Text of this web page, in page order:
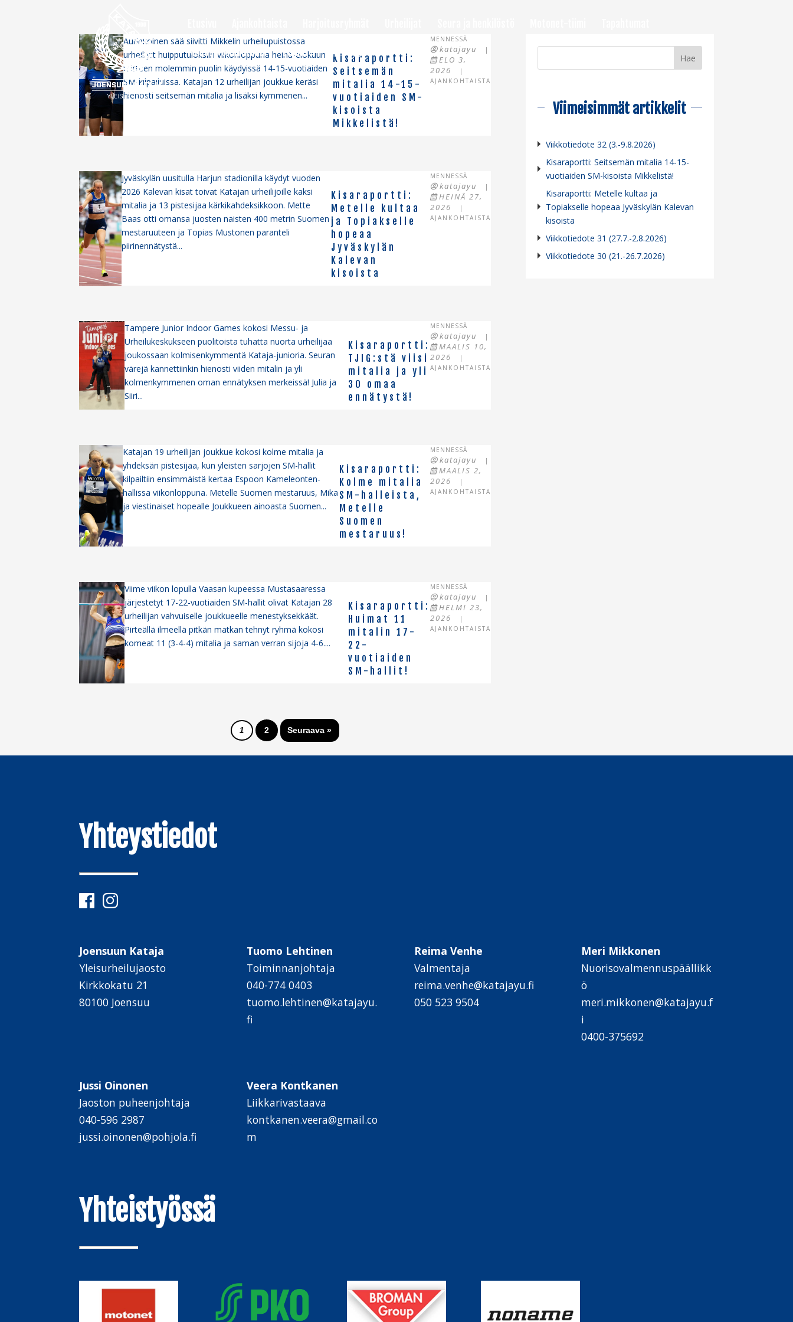
Mukaan toimintaan! Palaute
Kisaraportti:
Seitsemän
mitalia 14-15-
vuotiaiden SM-
kisoista
Mikkelistä!
MENNESSÄ
katajayu |
ELO 3,
2026
|
AJANKOHTAISTA
Aurinkoinen sää siivitti Mikkelin urheilupuistossa
urheilijat huipputuloksiin viikonloppuna heinä-elokuun
taitteen molemmin puolin käydyissä 14-15-vuotiaiden
SM-kilpailuissa. Katajan 12 urheilijan joukkue keräsi
hienosti seitsemän mitalia ja lisäksi kymmenen...
Kisaraportti:
Metelle kultaa
ja Topiakselle
hopeaa
Jyväskylän
Kalevan
kisoista
MENNESSÄ
katajayu |
HEINÄ 27,
2026
|
AJANKOHTAISTA
Jyväskylän uusitulla Harjun stadionilla käydyt vuoden
2026 Kalevan kisat toivat Katajan urheilijoille kaksi
mitalia ja 13 pistesijaa kärkikahdeksikkoon. Mette
Baas otti omansa juosten naisten 400 metrin Suomen
mestaruuteen ja Topias Mustonen paranteli
piirinennätystä...
Kisaraportti:
TJIG:stä viisi
mitalia ja yli
30 omaa
ennätystä!
MENNESSÄ
katajayu |
MAALIS 10,
2026
|
AJANKOHTAISTA
Tampere Junior Indoor Games kokosi Messu- ja
Urheilukeskukseen puolitoista tuhatta nuorta urheilijaa
joukossaan kolmisenkymmentä Kataja-junioria. Seuran
värejä kannettiinkin hienosti viiden mitalin ja yli
kolmenkymmenen oman ennätyksen merkeissä! Julia ja
Siiri...
Kisaraportti:
Kolme mitalia
SM-halleista,
Metelle
Suomen
mestaruus!
MENNESSÄ
katajayu |
MAALIS 2,
2026
|
AJANKOHTAISTA
Katajan 19 urheilijan joukkue kokosi kolme mitalia ja
yhdeksän pistesijaa, kun yleisten sarjojen SM-hallit
kilpailtiin ensimmäistä kertaa Espoon Kameleonten-
hallissa viikonloppuna. Metelle Suomen mestaruus, Mika
ja viestinaiset hopealle Joukkueen ainoasta Suomen...
Kisaraportti:
Huimat 11
mitalin 17-
22-
vuotiaiden
SM-hallit!
MENNESSÄ
katajayu |
HELMI 23,
2026
|
AJANKOHTAISTA
Viime viikon lopulla Vaasan kupeessa Mustasaaressa
järjestetyt 17-22-vuotiaiden SM-hallit olivat Katajan 28
urheilijan vahvuiselle joukkueelle menestyksekkäät.
Pirteällä ilmeellä pitkän matkan tehnyt ryhmä kokosi
komeat 11 (3-4-4) mitalia ja saman verran sijoja 4-6....
1 2 Seuraava »
Viimeisimmät artikkelit
Viikkotiedote 32 (3.-9.8.2026)
Kisaraportti: Seitsemän mitalia 14-15-
vuotiaiden SM-kisoista Mikkelistä!
Kisaraportti: Metelle kultaa ja
Topiakselle hopeaa Jyväskylän Kalevan
kisoista
Viikkotiedote 31 (27.7.-2.8.2026)
Viikkotiedote 30 (21.-26.7.2026)
Yhteystiedot
Joensuun Kataja
Yleisurheilujaosto
Kirkkokatu 21
80100 Joensuu
Tuomo Lehtinen
Toiminnanjohtaja
040-774 0403
tuomo.lehtinen@katajayu.
fi
Reima Venhe
Valmentaja
reima.venhe@katajayu.fi
050 523 9504
Meri Mikkonen
Nuorisovalmennuspäällikk
ö
meri.mikkonen@katajayu.f
i
0400-375692
Jussi Oinonen
Jaoston puheenjohtaja
040-596 2987
jussi.oinonen@pohjola.fi
Veera Kontkanen
Liikkarivastaava
kontkanen.veera@gmail.co
m
Yhteistyössä